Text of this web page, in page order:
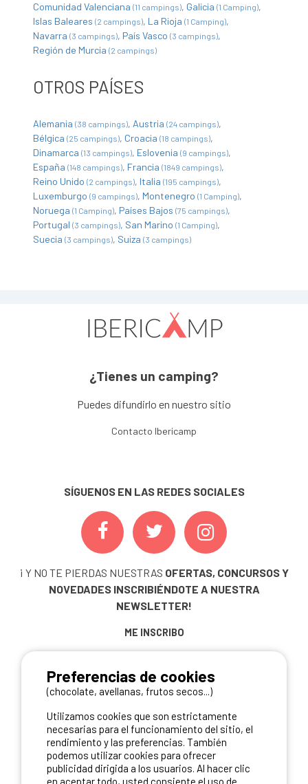
Comunidad Valenciana (11 campings) Galicia (1 Camping)
Islas Baleares (2 campings) La Rioja (1 Camping)
Navarra (3 campings) País Vasco (3 campings)
Región de Murcia (2 campings)
OTROS PAÍSES
Alemania (38 campings) Austria (24 campings)
Bélgica (25 campings) Croacia (18 campings)
Dinamarca (13 campings) Eslovenia (9 campings)
España (148 campings) Francia (1849 campings)
Reino Unido (2 campings) Italia (195 campings)
Luxemburgo (9 campings) Montenegro (1 Camping)
Noruega (1 Camping) Países Bajos (75 campings)
Portugal (3 campings) San Marino (1 Camping)
Suecia (3 campings) Suiza (3 campings)
¿Tienes un camping?
Puedes difundirlo en nuestro sitio
Contacto Ibericamp
SÍGUENOS EN LAS REDES SOCIALES
¡ Y NO TE PIERDAS NUESTRAS OFERTAS, CONCURSOS Y
NOVEDADES INSCRIBIÉNDOTE A NUESTRA
NEWSLETTER!
ME INSCRIBO
NUESTROS PARTNERS
Preferencias de cookies
(chocolate, avellanas, frutos secos...)
Utilizamos cookies que son estrictamente
necesarias para el funcionamiento del sitio, el
rendimiento y las preferencias. También
podemos utilizar cookies para ofrecer
publicidad dirigida a los usuarios. Al hacer clic
en aceptar todo, usted consiente el uso de